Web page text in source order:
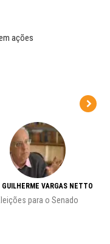
ações
GUILHERME VARGAS NETTO
para o Senado